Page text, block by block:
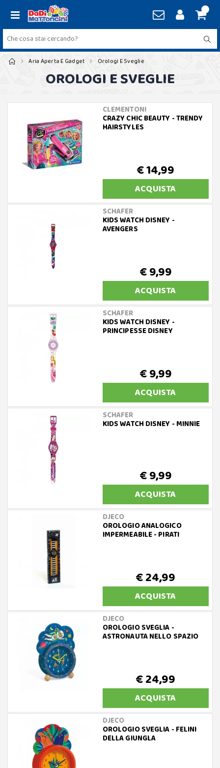
Aria Aperta E Gadget Orologi E Sveglie
OROLOGI E SVEGLIE
CLEMENTONI
CRAZY CHIC BEAUTY - TRENDY
HAIRSTYLES
€ 14,99
ACQUISTA
SCHAFER
KIDS WATCH DISNEY -
AVENGERS
€ 9,99
ACQUISTA
SCHAFER
KIDS WATCH DISNEY -
PRINCIPESSE DISNEY
€ 9,99
ACQUISTA
SCHAFER
KIDS WATCH DISNEY - MINNIE
€ 9,99
ACQUISTA
DJECO
OROLOGIO ANALOGICO
IMPERMEABILE - PIRATI
€ 24,99
ACQUISTA
DJECO
OROLOGIO SVEGLIA -
ASTRONAUTA NELLO SPAZIO
€ 24,99
ACQUISTA
DJECO
OROLOGIO SVEGLIA - FELINI
DELLA GIUNGLA